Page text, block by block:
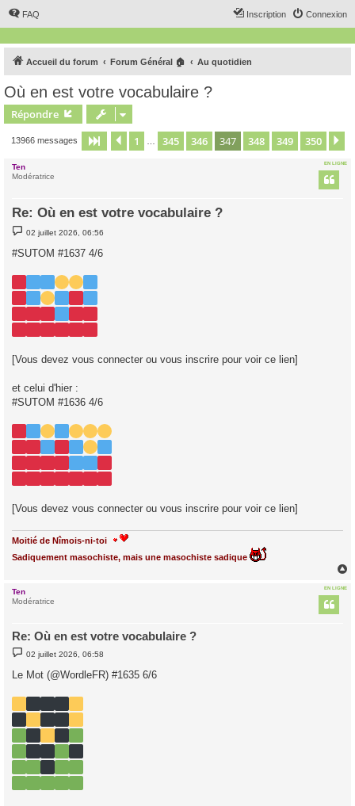
FAQ Connexion
Inscription
Accueil du forum Forum Général 🏠 Au quotidien
Où en est votre vocabulaire ?
Répondre
13966 messages Page 347 sur350
Précédent
1 345 346 347 348 349 350
EN LIGNE
Ten
Modératrice
Re: Où en est votre vocabulaire ?
M
e
s
s
g
02 juillet 2026, 06:56
#SUTOM #1637 4/6
[Vous devez vous connecter ou vous inscrire pour voir ce lien]
et celui d'hier :
#SUTOM #1636 4/6
[Vous devez vous connecter ou vous inscrire pour voir ce lien]
Moitié de Nîmois-ni-toi
Sadiquement masochiste, mais une masochiste sadique
EN LIGNE
Ten
Modératrice
Re: Où en est votre vocabulaire ?
M
e
s
s
g
02 juillet 2026, 06:58
Le Mot (@WordleFR) #1635 6/6